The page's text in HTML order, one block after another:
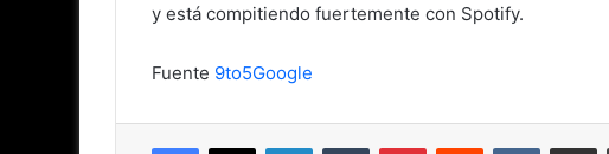
y está compitiendo fuertemente con Spotify.
Fuente 9to5Google